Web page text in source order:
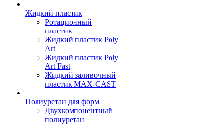
Жидкий пластик
Ротационный
пластик
Жидкий пластик Poly
Art
Жидкий пластик Poly
Art Fast
Жидкий заливочный
пластик MAX-CAST
Полиуретан для форм
Двухкомпонентный
полиуретан